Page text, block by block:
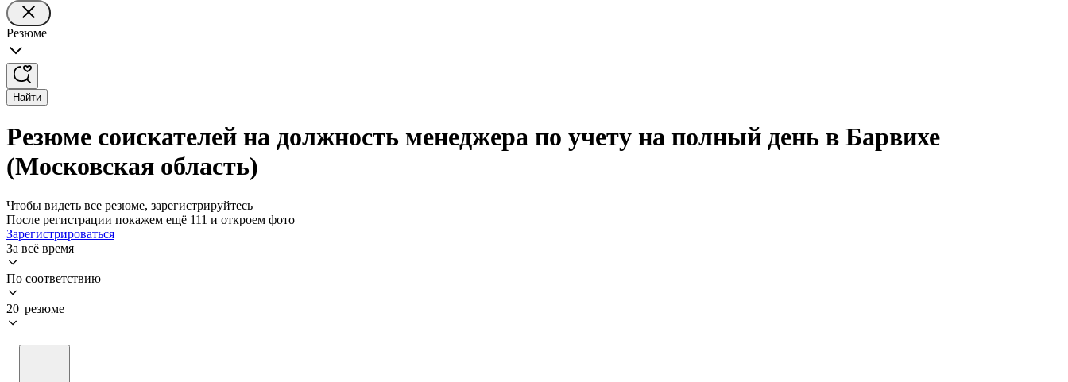
Резюме
Найти
Резюме соискателей на должность менеджера по учету на полный день в Барвихе
(Московская область)
Чтобы видеть все резюме, зарегистрируйтесь
После регистрации покажем ещё 111 и откроем фото
Зарегистрироваться
За всё время
По соответствию
20 резюме